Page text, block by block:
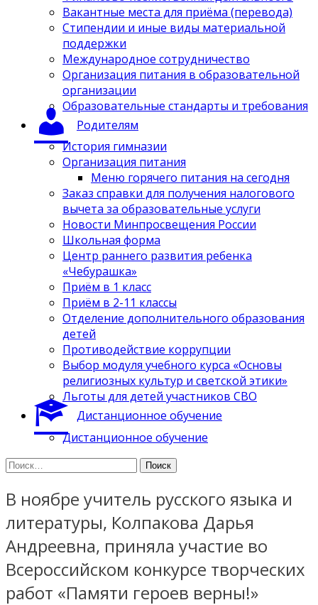
Вакантные места для приёма (перевода)
Стипендии и иные виды материальной
поддержки
Международное сотрудничество
Организация питания в образовательной
организации
Образовательные стандарты и требования
Родителям
История гимназии
Организация питания
Меню горячего питания на сегодня
Заказ справки для получения налогового
вычета за образовательные услуги
Новости Минпросвещения России
Школьная форма
Центр раннего развития ребенка
«Чебурашка»
Приём в 1 класс
Приём в 2-11 классы
Отделение дополнительного образования
детей
Противодействие коррупции
Выбор модуля учебного курса «Основы
религиозных культур и светской этики»
Льготы для детей участников СВО
Дистанционное обучение
Дистанционное обучение
Найти:
В ноябре учитель русского языка и
литературы, Колпакова Дарья
Андреевна, приняла участие во
Всероссийском конкурсе творческих
работ «Памяти героев верны!»